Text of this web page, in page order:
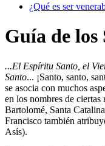
¿Qué es ser
Guía de los
...El Espíritu Santo, el
Santo... ¡Santo, santo,
se asocia con muchos
en los nombres de
Bartolomé, Santa
Francisco también
Asís).